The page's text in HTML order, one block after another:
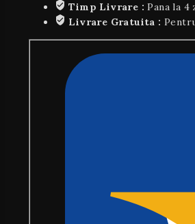
Timp Livrare :Pana la 4
Livrare Gratuita :